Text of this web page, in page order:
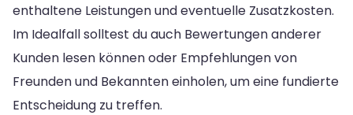
enthaltene Leistungen und eventuelle Zusatzkosten.
Im Idealfall solltest du auch Bewertungen anderer
Kunden lesen können oder Empfehlungen von
Freunden und Bekannten einholen, um eine fundierte
Entscheidung zu treffen.